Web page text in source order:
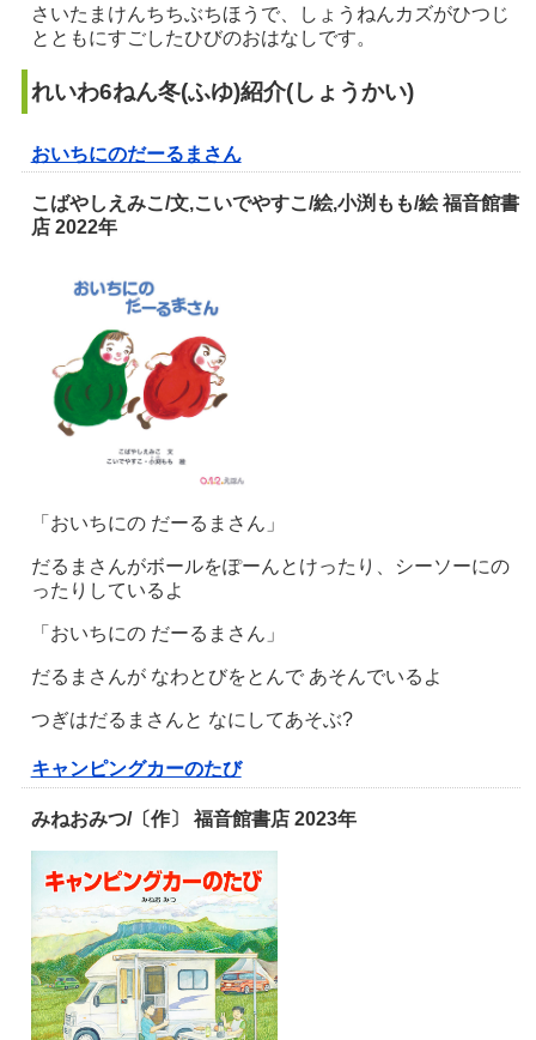
さいたまけんちちぶちほうで、しょうねんカズがひつじ
とともにすごしたひびのおはなしです。
れいわ6ねん冬(ふゆ)紹介(しょうかい)
おいちにのだーるまさん
こばやしえみこ/文,こいでやすこ/絵,小渕もも/絵 福音館書
店 2022年
「おいちにの だーるまさん」
だるまさんがボールをぽーんとけったり、シーソーにの
ったりしているよ
「おいちにの だーるまさん」
だるまさんが なわとびをとんで あそんでいるよ
つぎはだるまさんと なにしてあそぶ?
キャンピングカーのたび
みねおみつ/〔作〕 福音館書店 2023年